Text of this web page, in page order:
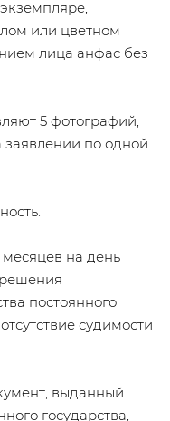
или цветном
лица анфас без
5 фотографий,
по одной
на день
постоянного
судимости
выданный
государства,